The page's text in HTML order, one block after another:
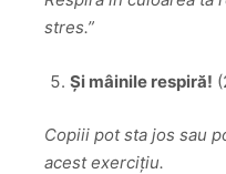
stres.”
Și mâinile respiră!
Copiii pot sta jos sau
acest exercițiu.